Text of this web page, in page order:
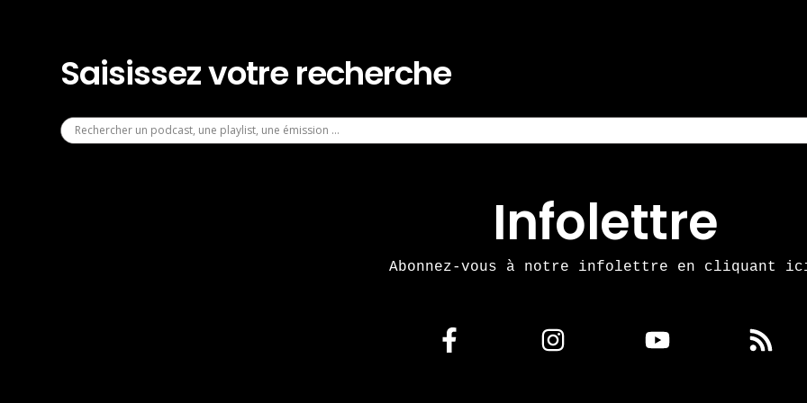
Saisissez votre recherche
Infolettre
Abonnez-vous à notre infolettre en cliquant